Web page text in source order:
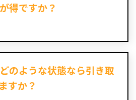
得ですか？
のような状態なら引き取
すか？